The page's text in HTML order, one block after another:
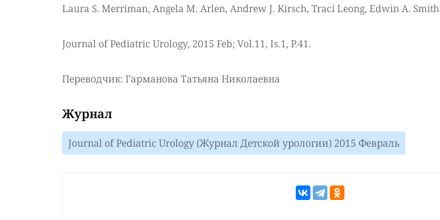
Laura S. Merriman, Angela M. Arlen, Andrew J. Kirsch, Traci Leong, Edwin A. Smith
Journal of Pediatric Urology, 2015 Feb; Vol.11, Is.1, P.41.
Переводчик: Гарманова Татьяна Николаевна
Журнал
Journal of Pediatric Urology (Журнал Детской урологии) 2015 Февраль